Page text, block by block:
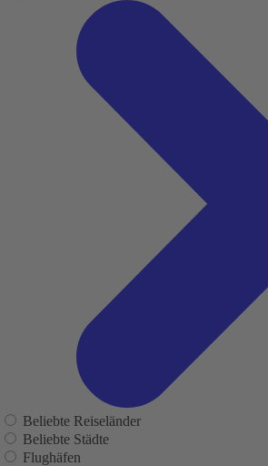
Beliebte Reiseländer
Beliebte Städte
Flughäfen